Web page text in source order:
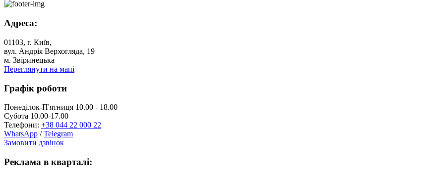
Адреса:
01103, г. Київ,
вул. Андрія Верхогляда, 19
м. Звіринецька
Переглянути на мапі
Графік роботи
Понеділок-П'ятниця 10.00 - 18.00
Субота 10.00-17.00
Телефони: +38 044 22 000 22
WhatsApp /Telegram
Замовити дзвінок
Реклама в кварталі: